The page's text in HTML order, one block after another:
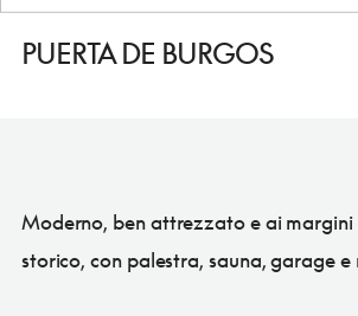
PUERTA DE BURGOS
Moderno, ben attrezzato e ai margini
storico, con palestra, sauna, garage e